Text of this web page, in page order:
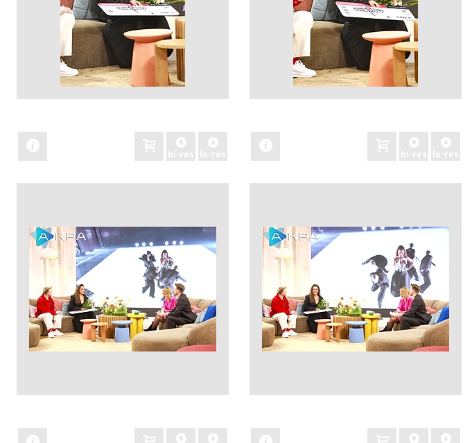
hi-res lo-res hi-res lo-res